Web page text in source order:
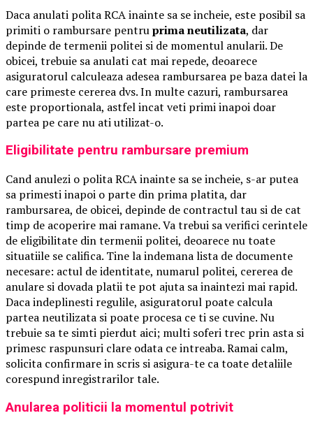
Daca anulati polita RCA inainte sa se incheie, este posibil sa
primiti o rambursare pentruprima neutilizata, dar
depinde de termenii politei si de momentul anularii. De
obicei, trebuie sa anulati cat mai repede, deoarece
asiguratorul calculeaza adesea rambursarea pe baza datei la
care primeste cererea dvs. In multe cazuri, rambursarea
este proportionala, astfel incat veti primi inapoi doar
partea pe care nu ati utilizat-o.
Eligibilitate pentru rambursare premium
Cand anulezi o polita RCA inainte sa se incheie, s-ar putea
sa primesti inapoi o parte din prima platita, dar
rambursarea, de obicei, depinde de contractul tau si de cat
timp de acoperire mai ramane. Va trebui sa verifici cerintele
de eligibilitate din termenii politei, deoarece nu toate
situatiile se califica. Tine la indemana lista de documente
necesare: actul de identitate, numarul politei, cererea de
anulare si dovada platii te pot ajuta sa inaintezi mai rapid.
Daca indeplinesti regulile, asiguratorul poate calcula
partea neutilizata si poate procesa ce ti se cuvine. Nu
trebuie sa te simti pierdut aici; multi soferi trec prin asta si
primesc raspunsuri clare odata ce intreaba. Ramai calm,
solicita confirmare in scris si asigura-te ca toate detaliile
corespund inregistrarilor tale.
Anularea politicii la momentul potrivit